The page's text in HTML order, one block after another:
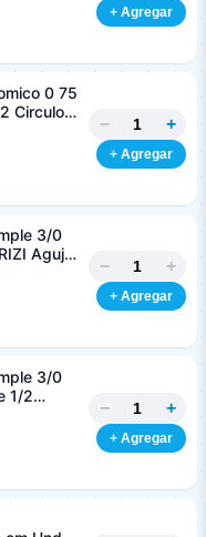
+ Agregar
0 75
Circulo
− +
+ Agregar
3/0
Aguja
36 mm
− +
+ Agregar
3/0
1/2
− +
+ Agregar